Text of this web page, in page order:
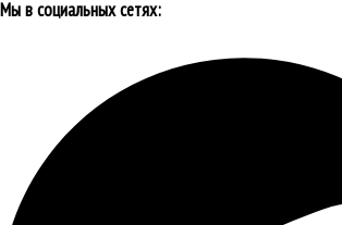
Мы в социальных сетях: